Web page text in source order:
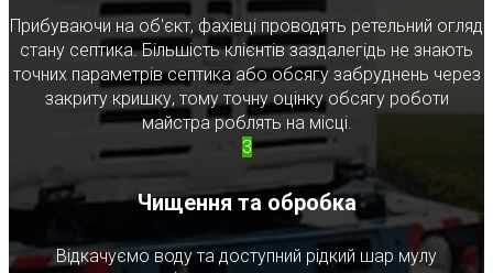
Прибуваючи на об'єкт, фахівці проводять ретельний огляд
стану септика. Більшість клієнтів заздалегідь не знають
точних параметрів септика або обсягу забруднень через
закриту кришку, тому точну оцінку обсягу роботи
майстра роблять на місці.
3
Чищення та обробка
Відкачуємо воду та доступний рідкий шар мулу